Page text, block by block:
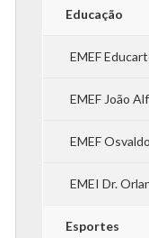
Educação
EMEF
EMEF João
EMEF
EMEI Dr.
Esportes